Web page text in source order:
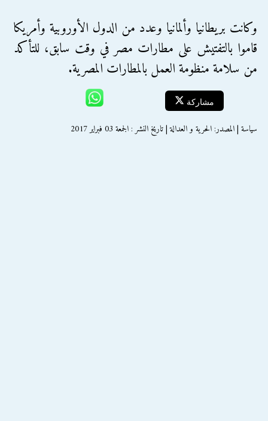
وكانت بريطانيا وألمانيا وعدد من الدول الأوروبية وأمريكا
قاموا بالتفتيش على مطارات مصر في وقت سابق، للتأكد
من سلامة منظومة العمل بالمطارات المصرية.
مشاركة
سياسة | المصدر: الحرية و العدالة | تاريخ النشر : الجمعة 03 فبراير 2017